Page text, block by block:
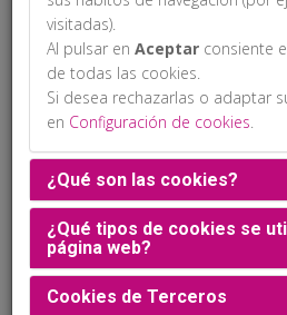
visitadas).
Al pulsar en Aceptar consiente
de todas las cookies.
Si desea rechazarlas o adaptar
en Configuración de cookies.
¿Qué son las cookies?
¿Qué tipos de cookies se
página web?
Cookies de Terceros
Plano de Exposición